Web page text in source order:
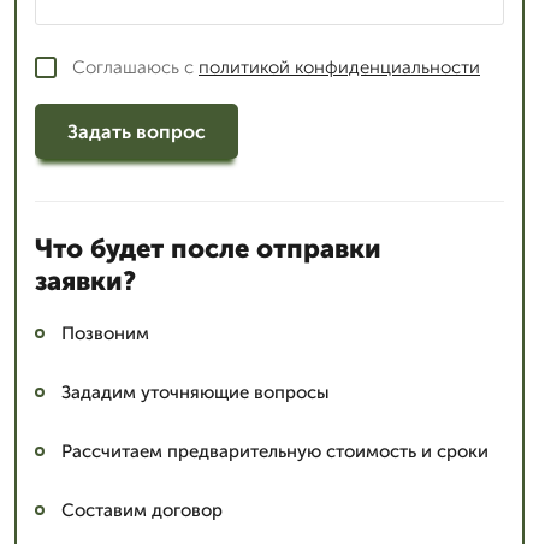
Соглашаюсь с политикой конфиденциальности
Задать вопрос
Что будет после отправки
заявки?
Позвоним
Зададим уточняющие вопросы
Рассчитаем предварительную стоимость и сроки
Составим договор